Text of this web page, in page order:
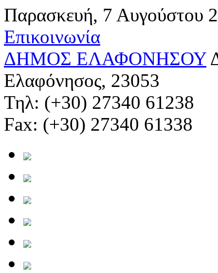
Παρασκευή, 7 Αυγούστου
Επικοινωνία
ΔΗΜΟΣ ΕΛΑΦΟΝΗΣΟΥ
Ελαφόνησος, 23053
Τηλ: (+30) 27340 61238
Fax: (+30) 27340 61338